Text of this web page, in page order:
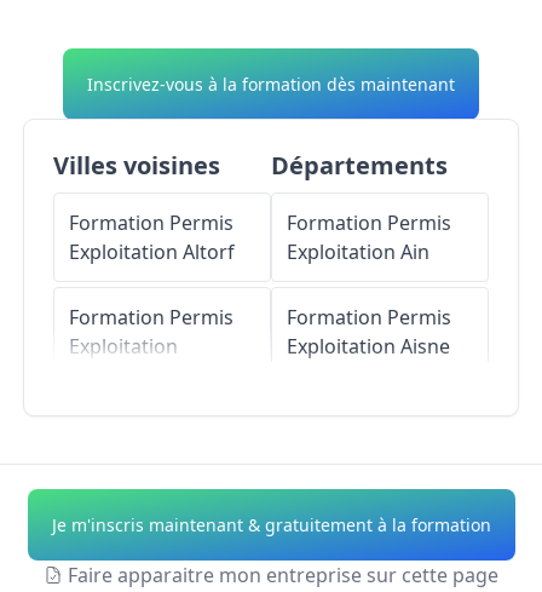
Inscrivez-vous à la formation dès maintenant
Villes voisines
Formation Permis
Exploitation Altorf
Formation Permis
Exploitation
Exploitation
Duttlenheim
Formation Permis
Départements
Formation Permis
Exploitation Ain
Formation Permis
Exploitation Aisne
Formation Permis
ExploitationAlpes-
de-Haute-Provence
Je m'inscris maintenant & gratuitement à la formation
Faire apparaitre mon entreprise sur cette page